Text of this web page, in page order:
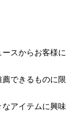
ースからお客様に
できるものに限
アイテムに興味